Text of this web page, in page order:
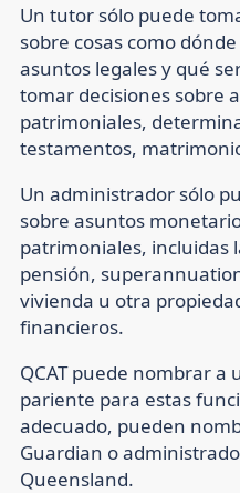
Un tutor sólo puede
sobre cosas como
asuntos legales y qué
tomar decisiones sobre
patrimoniales,
testamentos,
Un administrador sólo
sobre asuntos
patrimoniales, incluidas
pensión,
vivienda u otra
financieros.
QCAT puede nombrar a
pariente para estas
adecuado, pueden
Guardian o
Queensland.